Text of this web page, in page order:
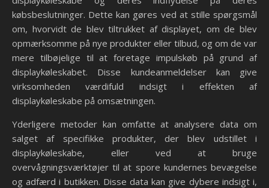
købsbeslutninger. Dette kan gøres ved at stille spørgsmål
om, hvorvidt de blev tiltrukket af displayet, om de blev
opmærksomme på nye produkter eller tilbud, og om de var
mere tilbøjelige til at foretage impulskøb på grund af
displaykøleskabet. Disse kundeanmeldelser kan give
virksomheden værdifuld indsigt i effekten af
displaykøleskabe på omsætningen.
Yderligere metoder kan omfatte at analysere data om
salget af specifikke produkter, der blev udstillet i
displaykøleskabe, eller ved at bruge
overvågningsværktøjer til at spore kundernes bevægelse
og adfærd i butikken. Disse data kan give dybere indsigt i,